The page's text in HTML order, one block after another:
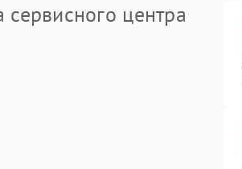
центра